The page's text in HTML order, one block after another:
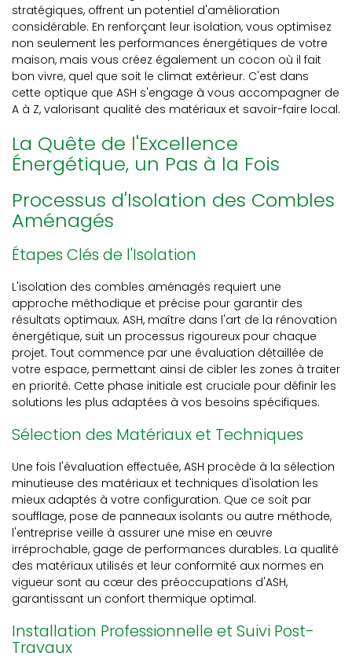
stratégiques, offrent un potentiel d'amélioration
considérable. En renforçant leur isolation, vous optimisez
non seulement les performances énergétiques de votre
maison, mais vous créez également un cocon où il fait
bon vivre, quel que soit le climat extérieur. C'est dans
cette optique que ASH s'engage à vous accompagner de
A à Z, valorisant qualité des matériaux et savoir-faire local.
La Quête de l'Excellence
Énergétique, un Pas à la Fois
Processus d'Isolation des Combles
Aménagés
Étapes Clés de l'Isolation
L'isolation des combles aménagés requiert une
approche méthodique et précise pour garantir des
résultats optimaux. ASH, maître dans l'art de la rénovation
énergétique, suit un processus rigoureux pour chaque
projet. Tout commence par une évaluation détaillée de
votre espace, permettant ainsi de cibler les zones à traiter
en priorité. Cette phase initiale est cruciale pour définir les
solutions les plus adaptées à vos besoins spécifiques.
Sélection des Matériaux et Techniques
Une fois l'évaluation effectuée, ASH procède à la sélection
minutieuse des matériaux et techniques d'isolation les
mieux adaptés à votre configuration. Que ce soit par
soufflage, pose de panneaux isolants ou autre méthode,
l'entreprise veille à assurer une mise en œuvre
irréprochable, gage de performances durables. La qualité
des matériaux utilisés et leur conformité aux normes en
vigueur sont au cœur des préoccupations d'ASH,
garantissant un confort thermique optimal.
Installation Professionnelle et Suivi Post-
Travaux